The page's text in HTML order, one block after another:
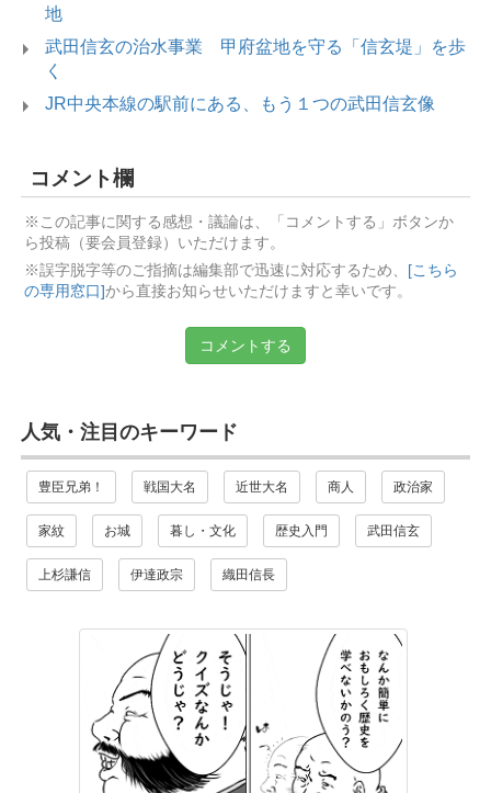
地
武田信玄の治水事業 甲府盆地を守る「信玄堤」を歩
く
JR中央本線の駅前にある、もう１つの武田信玄像
コメント欄
※この記事に関する感想・議論は、「コメントする」ボタンか
ら投稿（要会員登録）いただけます。
※誤字脱字等のご指摘は編集部で迅速に対応するため、
[こちら
の専用窓口]から直接お知らせいただけますと幸いです。
コメントする
人気・注目のキーワード
豊臣兄弟！ 戦国大名 近世大名 商人 政治家
家紋 お城 暮し・文化 歴史入門 武田信玄
上杉謙信 伊達政宗 織田信長